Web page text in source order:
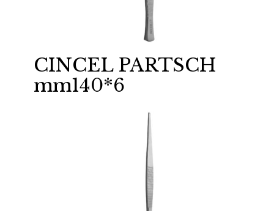
CINCEL PARTSCH
mm140*6